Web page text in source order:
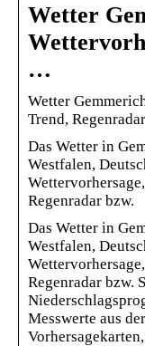
Wetter
…
Wetter
Trend, Regenradar
Das Wetter in
Westfalen,
Regenradar bzw.
Das Wetter in
Westfalen,
Regenradar bzw.
Messwerte aus